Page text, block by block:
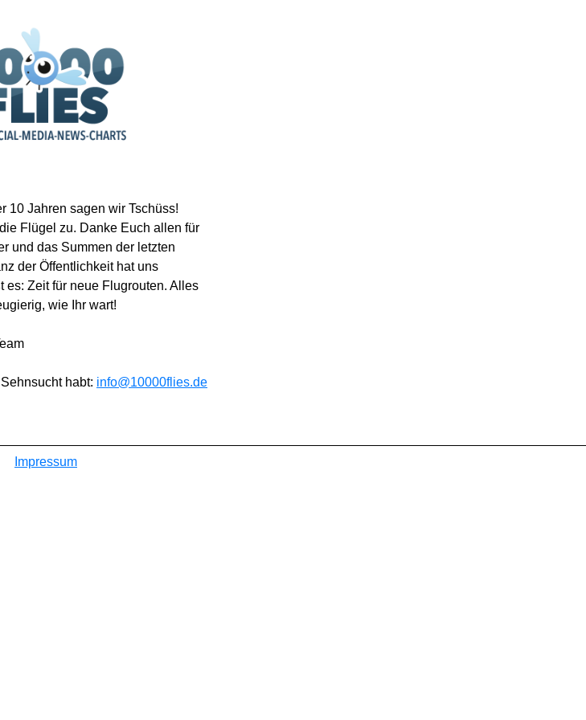
10 Jahren sagen wir Tschüss!
Flügel zu. Danke Euch allen für
und das Summen der letzten
der Öffentlichkeit hat uns
es: Zeit für neue Flugrouten. Alles
wie Ihr wart!
habt: info@10000flies.de
Impressum